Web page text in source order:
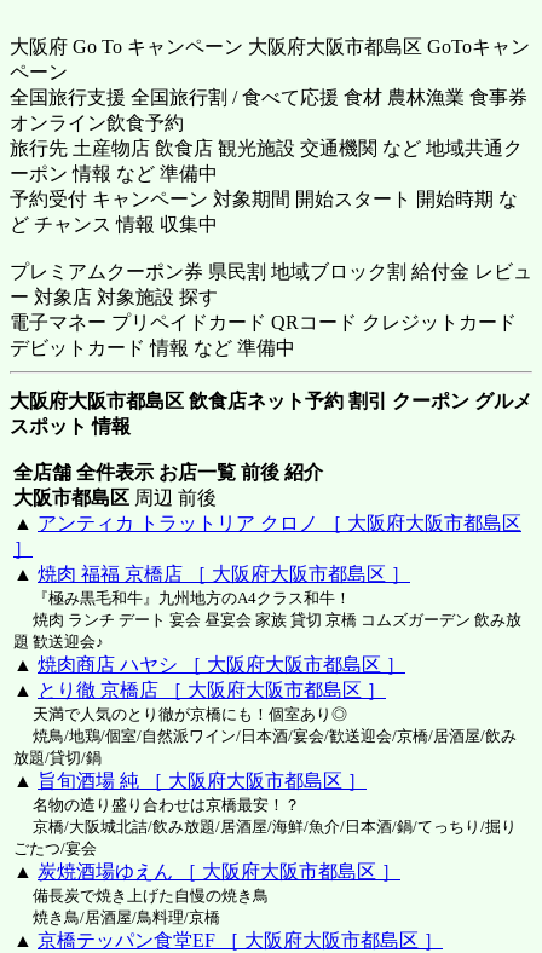
大阪府 Go To キャンペーン 大阪府大阪市都島区 GoToキャン
ペーン
全国旅行支援 全国旅行割 / 食べて応援 食材 農林漁業 食事券
オンライン飲食予約
旅行先 土産物店 飲食店 観光施設 交通機関 など 地域共通ク
ーポン 情報 など 準備中
予約受付 キャンペーン 対象期間 開始スタート 開始時期 な
ど チャンス 情報 収集中
プレミアムクーポン券 県民割 地域ブロック割 給付金 レビュ
ー 対象店 対象施設 探す
電子マネー プリペイドカード QRコード クレジットカード
デビットカード 情報 など 準備中
大阪府大阪市都島区 飲食店ネット予約 割引 クーポン グルメ
スポット 情報
全店舗 全件表示 お店一覧 前後 紹介
大阪市都島区 周辺 前後
▲ アンティカ トラットリア クロノ ［ 大阪府大阪市都島区
］
▲ 焼肉 福福 京橋店 ［ 大阪府大阪市都島区 ］
『極み黒毛和牛』九州地方のA4クラス和牛！
焼肉 ランチ デート 宴会 昼宴会 家族 貸切 京橋 コムズガーデン 飲み放
題 歓送迎会♪
▲ 焼肉商店 ハヤシ ［ 大阪府大阪市都島区 ］
▲ とり徹 京橋店 ［ 大阪府大阪市都島区 ］
天満で人気のとり徹が京橋にも！個室あり◎
焼鳥/地鶏/個室/自然派ワイン/日本酒/宴会/歓送迎会/京橋/居酒屋/飲み
放題/貸切/鍋
▲ 旨旬酒場 純 ［ 大阪府大阪市都島区 ］
名物の造り盛り合わせは京橋最安！？
京橋/大阪城北詰/飲み放題/居酒屋/海鮮/魚介/日本酒/鍋/てっちり/掘り
ごたつ/宴会
▲ 炭焼酒場ゆえん ［ 大阪府大阪市都島区 ］
備長炭で焼き上げた自慢の焼き鳥
焼き鳥/居酒屋/鳥料理/京橋
▲ 京橋テッパン食堂EF ［ 大阪府大阪市都島区 ］